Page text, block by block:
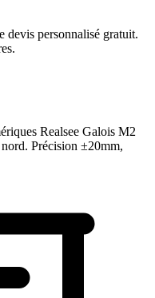
devis personnalisé gratuit.
Realsee Galois M2
Précision ±20mm,